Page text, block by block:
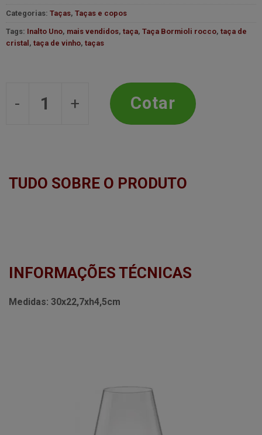
Categorias: Taças, Taças e copos
Tags: Inalto Uno, mais vendidos, taça, Taça Bormioli rocco, taça de
cristal, taça de vinho, taças
Taça Cristal de vinho 380 ml - Inalto
Cotar
TUDO SOBRE O PRODUTO
INFORMAÇÕES TÉCNICAS
Medidas: 30x22,7xh4,5cm